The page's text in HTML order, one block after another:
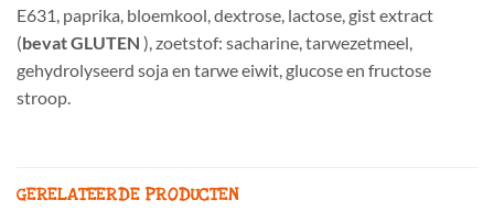
E631, paprika, bloemkool, dextrose, lactose, gist extract
(bevat GLUTEN ), zoetstof: sacharine, tarwezetmeel,
gehydrolyseerd soja en tarwe eiwit, glucose en fructose
stroop.
GERELATEERDE PRODUCTEN